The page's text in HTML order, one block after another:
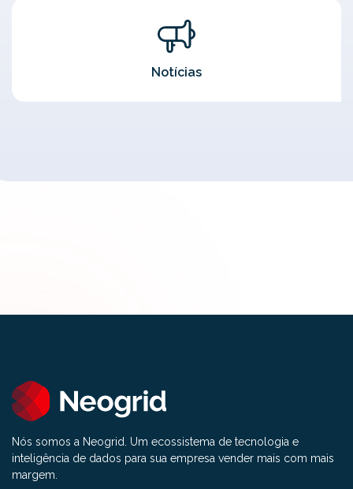
Notícias
Nós somos a Neogrid. Um ecossistema de tecnologia e
inteligência de dados para sua empresa vender mais com mais
margem.